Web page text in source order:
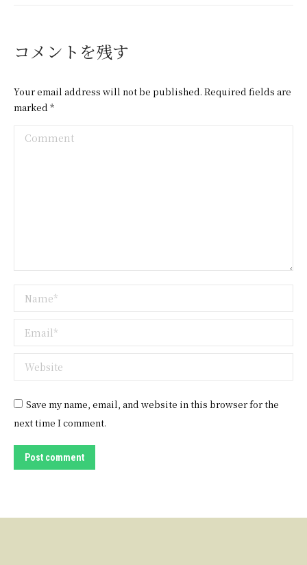
コメントを残す
Your email address will not be published. Required fields are
marked*
Comment
Name *
Email *
Website
Save my name, email, and website in this browser for the
next time I comment.
Post comment